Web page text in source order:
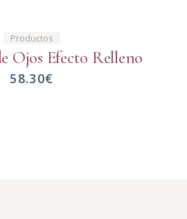
Productos
Ojos Efecto Relleno
58.30€